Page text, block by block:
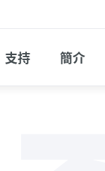
支持 簡介